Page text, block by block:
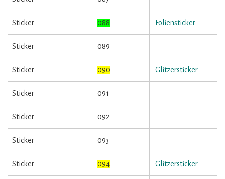
Sticker 088 Foliensticker
Sticker 089
Sticker 090 Glitzersticker
Sticker 091
Sticker 092
Sticker 093
Sticker 094 Glitzersticker